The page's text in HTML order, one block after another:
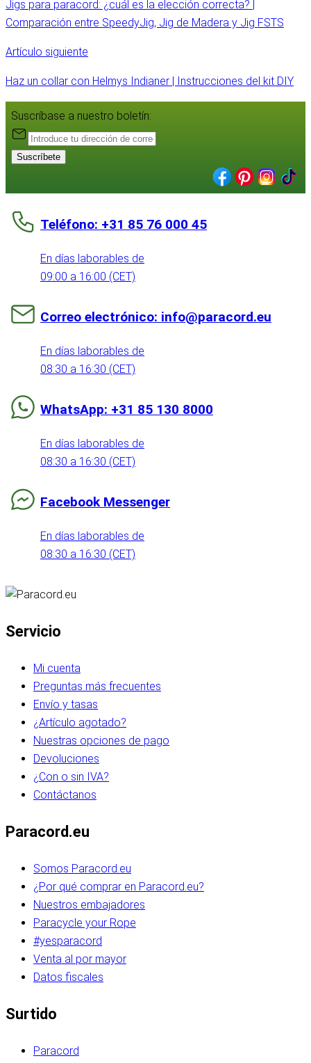
Jigs para paracord: ¿cuál es la elección correcta? |
Comparación entre SpeedyJig, Jig de Madera y Jig FSTS
Artículo siguiente
Haz un collar con Helmys Indianer | Instrucciones del kit DIY
Suscríbase a nuestro boletín:
Suscríbete
Teléfono: +31 85 76 000 45
En días laborables de
09:00 a 16:00 (CET)
Correo electrónico: info@paracord.eu
En días laborables de
08:30 a 16:30 (CET)
WhatsApp: +31 85 130 8000
En días laborables de
08:30 a 16:30 (CET)
Facebook Messenger
En días laborables de
08:30 a 16:30 (CET)
Servicio
Mi cuenta
Preguntas más frecuentes
Envío y tasas
¿Artículo agotado?
Nuestras opciones de pago
Devoluciones
¿Con o sin IVA?
Contáctanos
Paracord.eu
Somos Paracord.eu
¿Por qué comprar en Paracord.eu?
Nuestros embajadores
Paracycle your Rope
#yesparacord
Venta al por mayor
Datos fiscales
Surtido
Paracord